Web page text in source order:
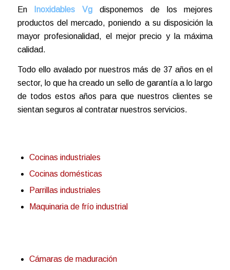
En Inoxidables Vgdisponemos de los mejores
productos del mercado, poniendo a su disposición la
mayor profesionalidad, el mejor precio y la máxima
calidad.
Todo ello avalado por nuestros más de 37 años en el
sector, lo que ha creado un sello de garantía a lo largo
de todos estos años para que nuestros clientes se
sientan seguros al contratar nuestros servicios.
Cocinas industriales
Cocinas domésticas
Parrillas industriales
Maquinaria de frío industrial
Cámaras de maduración